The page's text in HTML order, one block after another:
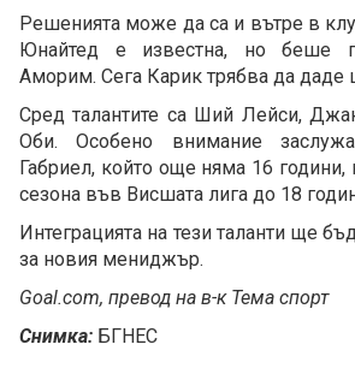
Решенията може да са и вътре в
Юнайтед е известна, но беше
Аморим. Сега Карик трябва да даде
Сред талантите са Ший Лейси,
Оби. Особено внимание
Габриел, който още няма 16 години,
сезона във Висшата лига до 18
Интеграцията на тези таланти ще
за новия мениджър.
Goal.com, превод на в-к Тема спорт
Снимка: БГНЕС